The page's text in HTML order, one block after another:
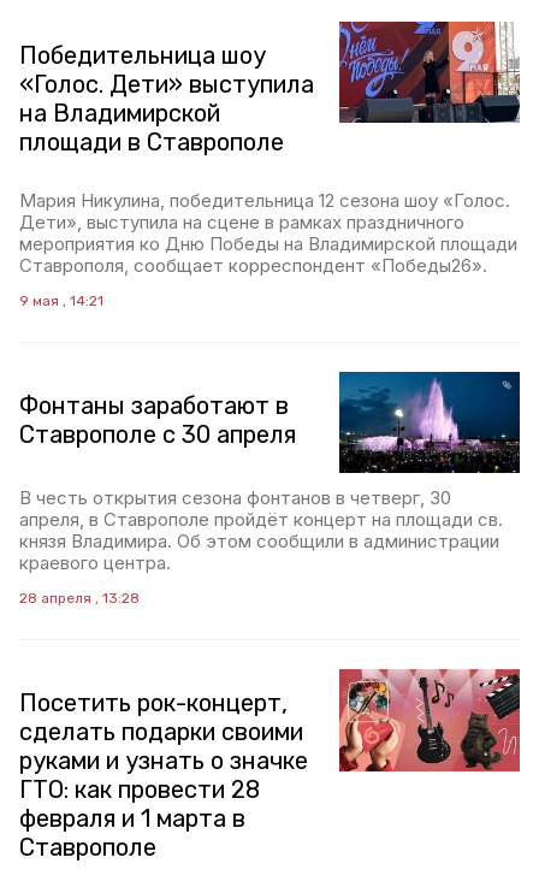
Победительница шоу
«Голос. Дети» выступила
на Владимирской
площади в Ставрополе
Мария Никулина, победительница 12 сезона шоу «Голос.
Дети», выступила на сцене в рамках праздничного
мероприятия ко Дню Победы на Владимирской площади
Ставрополя, сообщает корреспондент «Победы26».
9 мая , 14:21
Фонтаны заработают в
Ставрополе с 30 апреля
В честь открытия сезона фонтанов в четверг, 30
апреля, в Ставрополе пройдёт концерт на площади св.
князя Владимира. Об этом сообщили в администрации
краевого центра.
28 апреля , 13:28
Посетить рок-концерт,
сделать подарки своими
руками и узнать о значке
ГТО: как провести 28
февраля и 1 марта в
Ставрополе